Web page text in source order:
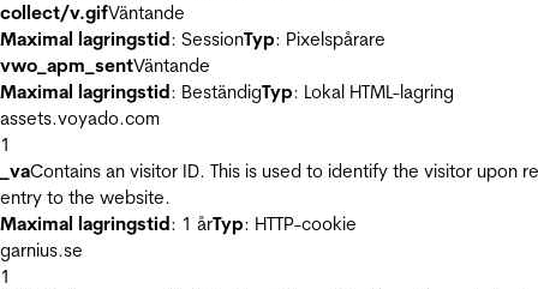
collect/v.gifVäntande
Maximal lagringstid: SessionTyp: Pixelspårare
vwo_apm_sentVäntande
Maximal lagringstid: BeständigTyp: Lokal HTML-lagring
assets.voyado.com
1
_vaContains an visitor ID. This is used to identify the visitor upon
entry to the website.
Maximal lagringstid: 1 årTyp: HTTP-cookie
garnius.se
1